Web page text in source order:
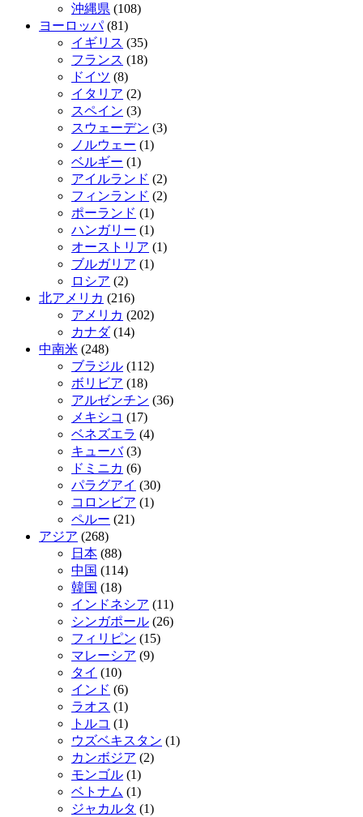
沖縄県 (108)
ヨーロッパ(81)
イギリス (35)
フランス (18)
ドイツ (8)
イタリア (2)
スペイン (3)
スウェーデン (3)
ノルウェー (1)
ベルギー (1)
アイルランド (2)
フィンランド (2)
ポーランド (1)
ハンガリー (1)
オーストリア (1)
ブルガリア (1)
ロシア (2)
北アメリカ (216)
アメリカ (202)
カナダ(14)
中南米 (248)
ブラジル (112)
ボリビア (18)
アルゼンチン (36)
メキシコ (17)
ベネズエラ (4)
キューバ(3)
ドミニカ (6)
パラグアイ (30)
コロンビア (1)
ペルー (21)
アジア (268)
日本 (88)
中国 (114)
韓国 (18)
インドネシア (11)
シンガポール (26)
フィリピン (15)
マレーシア (9)
タイ (10)
インド (6)
ラオス (1)
トルコ (1)
ウズベキスタン (1)
カンボジア (2)
モンゴル (1)
ベトナム (1)
ジャカルタ (1)